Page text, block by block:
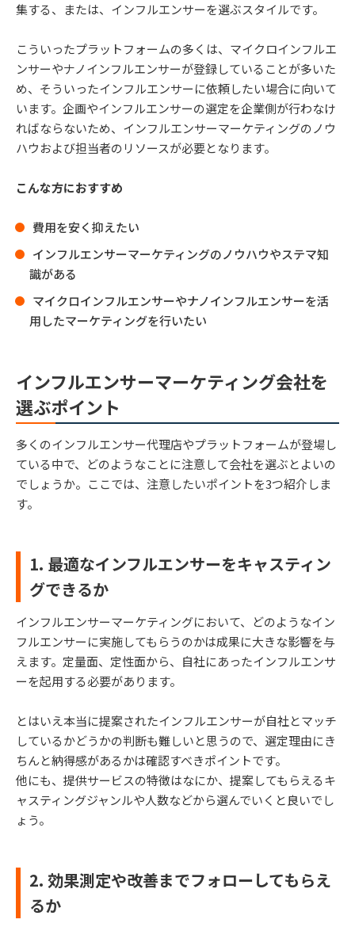
集する、または、インフルエンサーを選ぶスタイルです。
こういったプラットフォームの多くは、マイクロインフルエ
ンサーやナノインフルエンサーが登録していることが多いた
め、そういったインフルエンサーに依頼したい場合に向いて
います。企画やインフルエンサーの選定を企業側が行わなけ
ればならないため、インフルエンサーマーケティングのノウ
ハウおよび担当者のリソースが必要となります。
こんな方におすすめ
費用を安く抑えたい
インフルエンサーマーケティングのノウハウやステマ知
識がある
マイクロインフルエンサーやナノインフルエンサーを活
用したマーケティングを行いたい
インフルエンサーマーケティング会社を
選ぶポイント
多くのインフルエンサー代理店やプラットフォームが登場し
ている中で、どのようなことに注意して会社を選ぶとよいの
でしょうか。ここでは、注意したいポイントを3つ紹介しま
す。
1. 最適なインフルエンサーをキャスティン
グできるか
インフルエンサーマーケティングにおいて、どのようなイン
フルエンサーに実施してもらうのかは成果に大きな影響を与
えます。定量面、定性面から、自社にあったインフルエンサ
ーを起用する必要があります。
とはいえ本当に提案されたインフルエンサーが自社とマッチ
しているかどうかの判断も難しいと思うので、選定理由にき
ちんと納得感があるかは確認すべきポイントです。
他にも、提供サービスの特徴はなにか、提案してもらえるキ
ャスティングジャンルや人数などから選んでいくと良いでし
ょう。
2. 効果測定や改善までフォローしてもらえ
るか